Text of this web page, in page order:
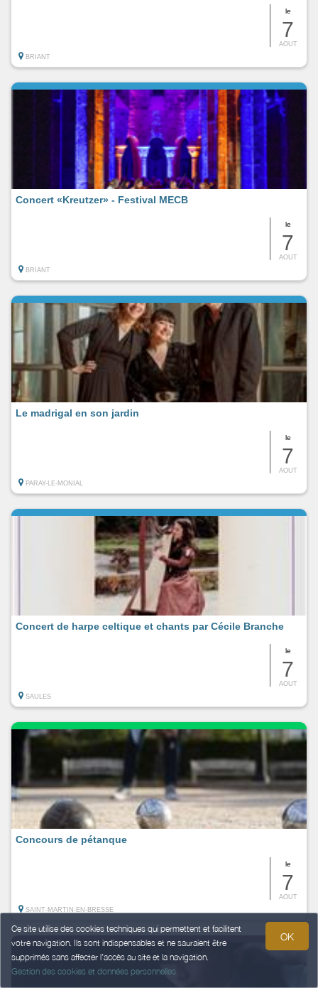
Ce site utilise des cookies techniques qui permettent et facilitent
votre navigation. Ils sont indispensables et ne sauraient être
supprimés sans affecter l’accès au site et la navigation.
Gestion des cookies et données personnelles
OK
le
7
AOUT
BRIANT
le
7
AOUT
Concert «Kreutzer» - Festival MECB
BRIANT
le
7
AOUT
Le madrigal en son jardin
PARAY-LE-MONIAL
le
7
AOUT
Concert de harpe celtique et chants par Cécile Branche
SAULES
le
7
AOUT
Concours de pétanque
SAINT-MARTIN-EN-BRESSE